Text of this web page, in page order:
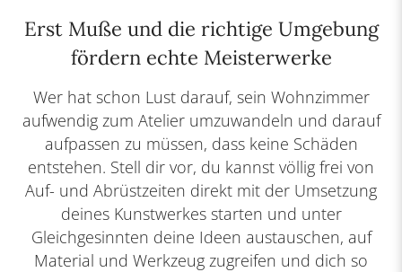
Erst Muße und die richtige Umgebung
fördern echte Meisterwerke
Wer hat schon Lust darauf, sein Wohnzimmer
aufwendig zum Atelier umzuwandeln und darauf
aufpassen zu müssen, dass keine Schäden
entstehen. Stell dir vor, du kannst völlig frei von
Auf- und Abrüstzeiten direkt mit der Umsetzung
deines Kunstwerkes starten und unter
Gleichgesinnten deine Ideen austauschen, auf
Material und Werkzeug zugreifen und dich so